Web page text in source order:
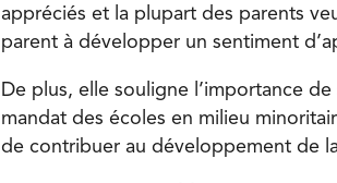
appréciés et la plupart des parents
parent à développer un sentiment
De plus, elle souligne l’importance
mandat des écoles en milieu
de contribuer au développement de